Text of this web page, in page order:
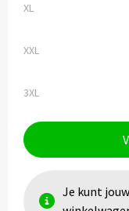
XL
XXL
3XL
Je kunt